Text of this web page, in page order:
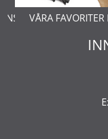
FOTOGRAF THERESE